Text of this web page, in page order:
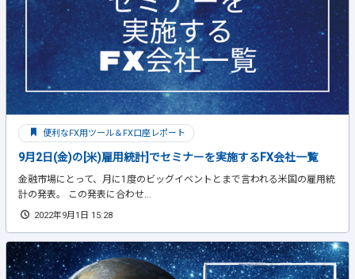
便利なFX用ツール＆FX口座レポート
9月2日(金)の[米)雇用統計]でセミナーを実施するFX会社一覧
金融市場にとって、月に1度のビッグイベントとまで言われる米国の雇用統
計の発表。 この発表に合わせ...
2022年9月1日 15:28